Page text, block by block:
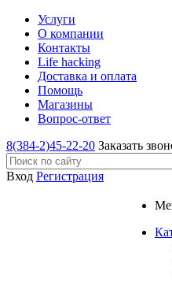
Услуги
О компании
Контакты
Life hacking
Доставка и оплата
Помощь
Магазины
Вопрос-ответ
8(384-2)45-22-20 Заказать
Вход Регистрация